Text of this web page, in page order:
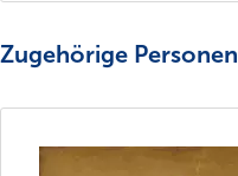
Zugehörige Personen